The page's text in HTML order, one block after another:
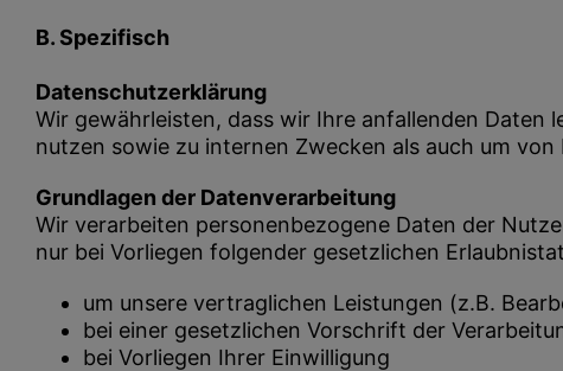
B. Spezifisch
Datenschutzerklärung
Wir gewährleisten, dass wir Ihre anfallenden Daten
nutzen sowie zu internen Zwecken als auch um
Grundlagen der Datenverarbeitung
Wir verarbeiten personenbezogene Daten der
nur bei Vorliegen folgender gesetzlichen
um unsere vertraglichen Leistungen (z.B.
bei einer gesetzlichen Vorschrift der
bei Vorliegen Ihrer Einwilligung